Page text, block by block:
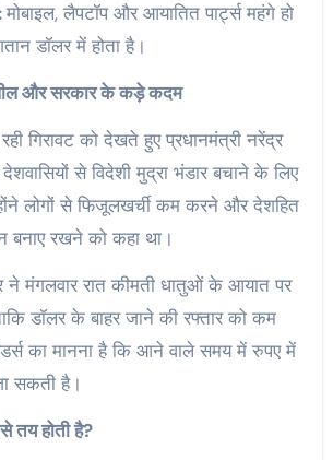
मोबाइल, लैपटॉप और आयातित पार्ट्स महंगे हो
डॉलर में होता है।
और सरकार के कड़े कदम
गिरावट को देखते हुए प्रधानमंत्री नरेंद्र
से विदेशी मुद्रा भंडार बचाने के लिए
लोगों से फिजूलखर्ची कम करने और देशहित
रखने को कहा था।
ने मंगलवार रात कीमती धातुओं के आयात पर
डॉलर के बाहर जाने की रफ्तार को कम
का मानना है कि आने वाले समय में रुपए में
सकती है।
तय होती है?